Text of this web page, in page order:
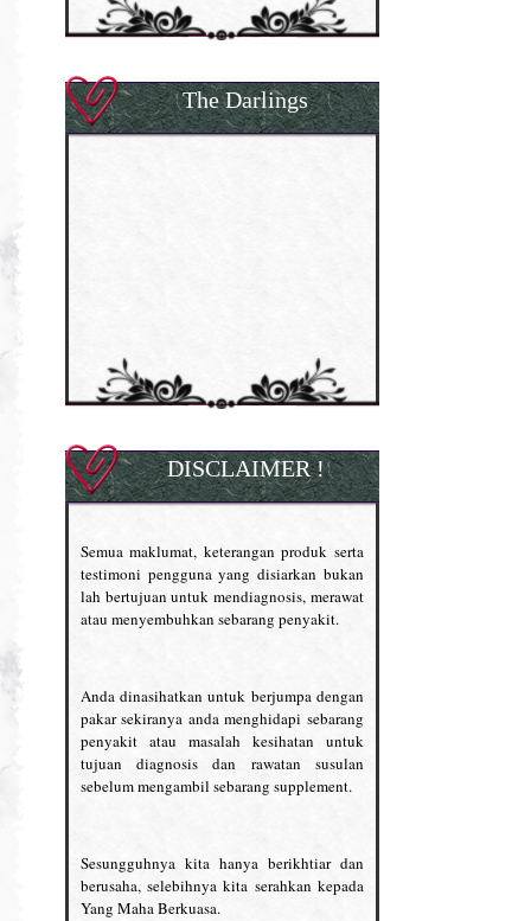
The Darlings
DISCLAIMER !
Semua maklumat, keterangan produk serta
testimoni pengguna yang disiarkan bukan
lah bertujuan untuk mendiagnosis, merawat
atau menyembuhkan sebarang penyakit.
Anda dinasihatkan untuk berjumpa dengan
pakar sekiranya anda menghidapi sebarang
penyakit atau masalah kesihatan untuk
tujuan diagnosis dan rawatan susulan
sebelum mengambil sebarang supplement.
Sesungguhnya kita hanya berikhtiar dan
berusaha, selebihnya kita serahkan kepada
Yang Maha Berkuasa.